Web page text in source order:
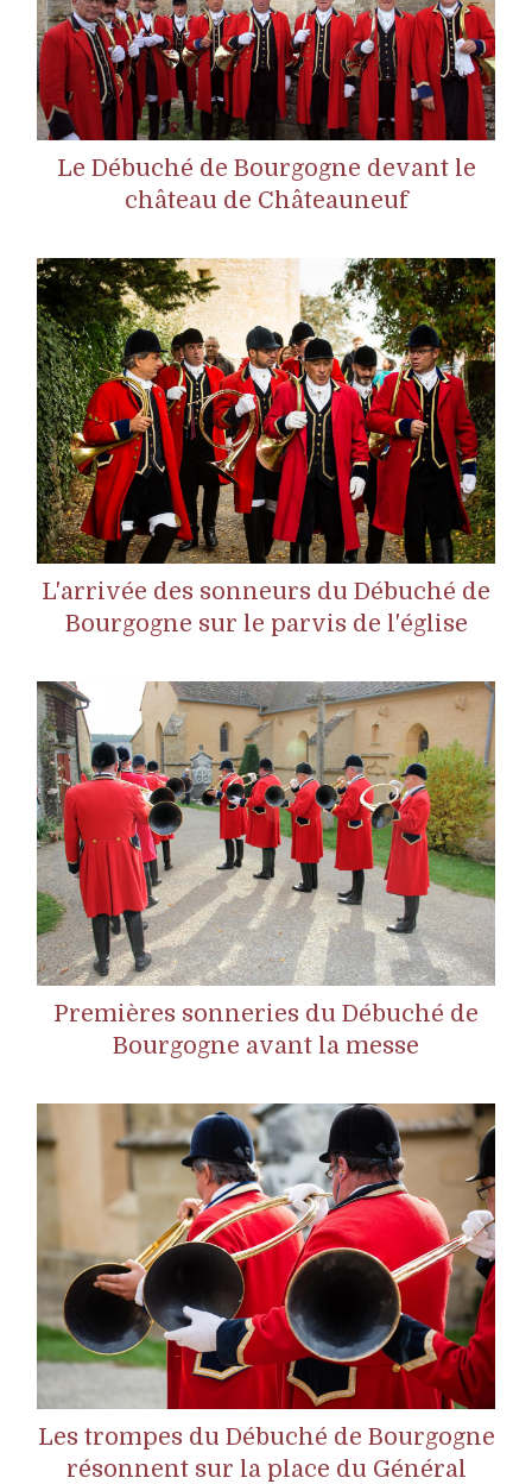
Le Débuché de Bourgogne devant le
château de Châteauneuf
L'arrivée des sonneurs du Débuché de
Bourgogne sur le parvis de l'église
Premières sonneries du Débuché de
Bourgogne avant la messe
Les trompes du Débuché de Bourgogne
résonnent sur la place du Général